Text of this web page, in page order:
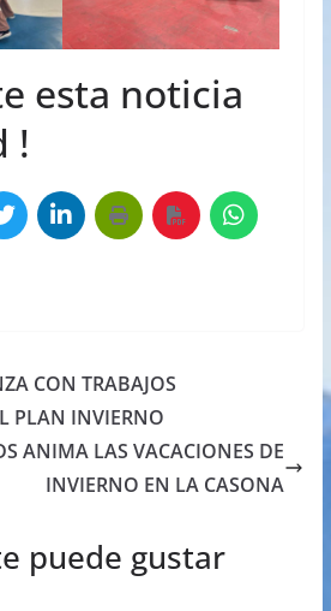
esta noticia
!
CON TRABAJOS
PLAN INVIERNO
ANIMA LAS VACACIONES DE
INVIERNO EN LA CASONA
puede gustar